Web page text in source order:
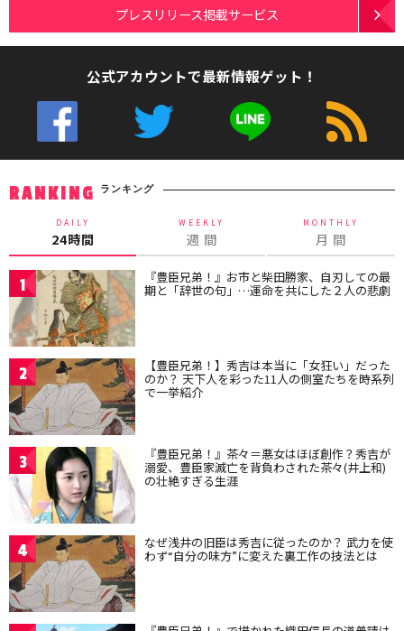
プレスリリース掲載サービス
公式アカウントで最新情報ゲット！
RANKING ランキング
DAILY
24時間
WEEKLY
週 間
MONTHLY
月 間
1 『豊臣兄弟！』お市と柴田勝家、自刃しての最
期と「辞世の句」…運命を共にした２人の悲劇
2 【豊臣兄弟！】秀吉は本当に「女狂い」だった
のか？ 天下人を彩った11人の側室たちを時系列
で一挙紹介
3 『豊臣兄弟！』茶々＝悪女はほぼ創作？秀吉が
溺愛、豊臣家滅亡を背負わされた茶々(井上和)
の壮絶すぎる生涯
4 なぜ浅井の旧臣は秀吉に従ったのか？ 武力を使
わず“自分の味方”に変えた裏工作の技法とは